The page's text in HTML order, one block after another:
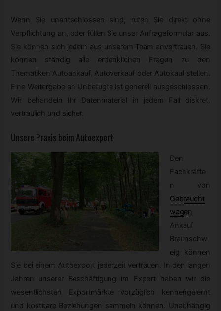
Wenn Sie unentschlossen sind, rufen Sie direkt ohne
Verpflichtung an, oder füllen Sie unser Anfrageformular aus.
Sie können sich jedem aus unserem Team anvertrauen. Sie
können ständig alle erdenklichen Fragen zu den
Thematiken Autoankauf, Autoverkauf oder Autokauf stellen.
Eine Weitergabe an Unbefugte ist generell ausgeschlossen.
Wir behandeln Ihr Datenmaterial in jedem Fall diskret,
vertraulich und sicher.
Unsere Praxis beim Autoexport
Den
Fachkräfte
n von
Gebraucht
wagen
Ankauf
Braunschw
eig können
Sie bei einem Autoexport jederzeit vertrauen. In den langen
Jahren unserer Beschäftigung im Export haben wir die
wesentlichsten Exportmärkte vorzüglich kennengelernt
und kostbare Beziehungen sammeln können. Unabhängig